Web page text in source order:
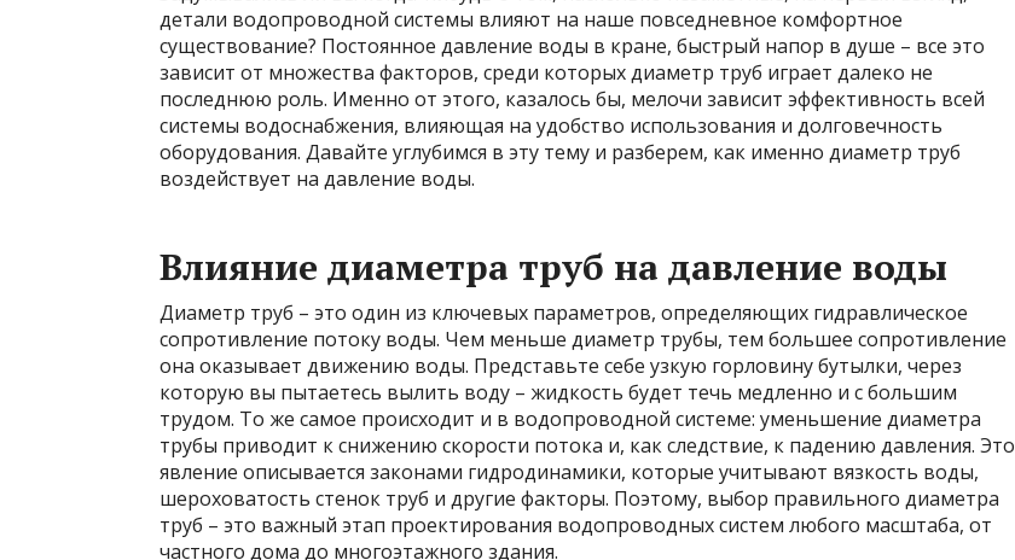
детали водопроводной системы влияют на наше повседневное комфортное
существование? Постоянное давление воды в кране, быстрый напор в душе – все это
зависит от множества факторов, среди которых диаметр труб играет далеко не
последнюю роль. Именно от этого, казалось бы, мелочи зависит эффективность всей
системы водоснабжения, влияющая на удобство использования и долговечность
оборудования. Давайте углубимся в эту тему и разберем, как именно диаметр труб
воздействует на давление воды.
Влияние диаметра труб на давление воды
Диаметр труб – это один из ключевых параметров, определяющих гидравлическое
сопротивление потоку воды. Чем меньше диаметр трубы, тем большее сопротивление
она оказывает движению воды. Представьте себе узкую горловину бутылки, через
которую вы пытаетесь вылить воду – жидкость будет течь медленно и с большим
трудом. То же самое происходит и в водопроводной системе: уменьшение диаметра
трубы приводит к снижению скорости потока и, как следствие, к падению давления. Это
явление описывается законами гидродинамики, которые учитывают вязкость воды,
шероховатость стенок труб и другие факторы. Поэтому, выбор правильного диаметра
труб – это важный этап проектирования водопроводных систем любого масштаба, от
частного дома до многоэтажного здания.